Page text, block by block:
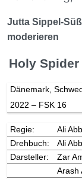
Jutta Sippel-
moderieren
Holy Spider
Dänemark,
2022 – FSK 16
Regie:
Ali
Drehbuch:
Ali
Darsteller:
Zar
Arash